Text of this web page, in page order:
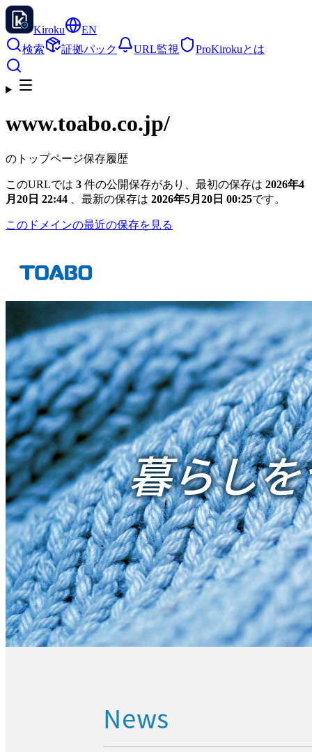
Kiroku
EN
検索
証拠パック URL監視 ProKirokuとは
www.toabo.co.jp/
のトップページ保存履歴
このURLでは 3 件の公開保存があり、最初の保存は 2026年4
月20日 22:44
、最新の保存は 2026年5月20日 00:25です。
このドメインの最近の保存を見る